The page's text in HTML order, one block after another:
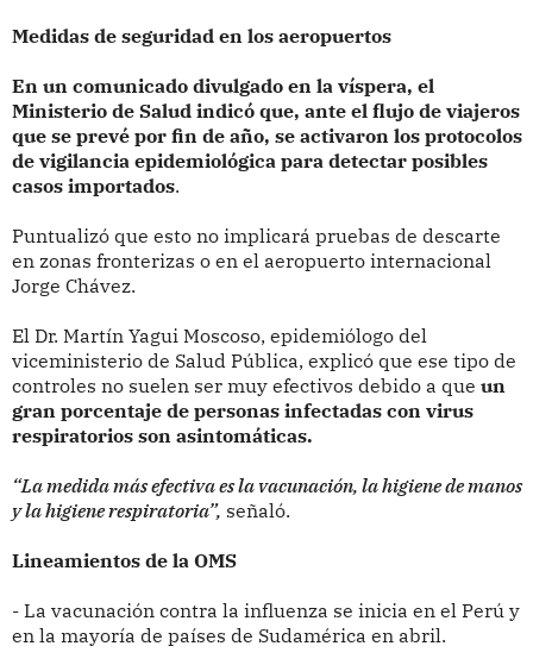
Medidas de seguridad en los aeropuertos
En un comunicado divulgado en la víspera, el
Ministerio de Salud indicó que, ante el flujo de viajeros
que se prevé por fin de año, se activaron los protocolos
de vigilancia epidemiológica para detectar posibles
casos importados.
Puntualizó que esto no implicará pruebas de descarte
en zonas fronterizas o en el aeropuerto internacional
Jorge Chávez.
El Dr. Martín Yagui Moscoso, epidemiólogo del
viceministerio de Salud Pública, explicó que ese tipo de
controles no suelen ser muy efectivos debido a que un
gran porcentaje de personas infectadas con virus
respiratorios son asintomáticas.
“La medida más efectiva es la vacunación, la higiene de manos
y la higiene respiratoria”, señaló.
Lineamientos de la OMS
- La vacunación contra la influenza se inicia en el Perú y
en la mayoría de países de Sudamérica en abril.